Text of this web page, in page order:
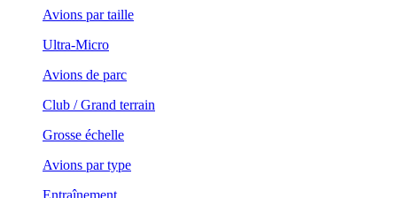
Avions par taille
Ultra-Micro
Avions de parc
Club / Grand terrain
Grosse échelle
Avions par type
Entraînement